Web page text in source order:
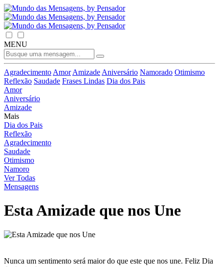
MENU
Agradecimento Amor Amizade Aniversário Namorado Otimismo
Reflexão Saudade Frases Lindas Dia dos Pais
Amor
Aniversário
Amizade
Mais
Dia dos Pais
Reflexão
Agradecimento
Saudade
Otimismo
Namoro
Ver Todas
Mensagens
Esta Amizade que nos Une
Nunca um sentimento será maior do que este que nos une. Feliz Dia